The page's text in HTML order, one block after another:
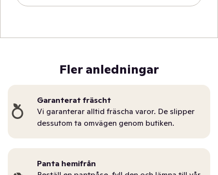
Fler anledningar
Garanterat fräscht
Vi garanterar alltid fräscha varor. De slipper
dessutom ta omvägen genom butiken.
Panta hemifrån